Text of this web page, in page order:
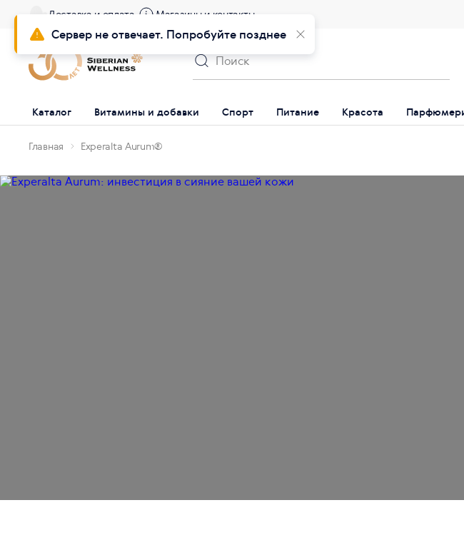
Доставка и оплата Магазины и контакты
Каталог Витамины и добавки Спорт Питание Красота
Главная Experalta Aurum®
Сервер не отвечает. Попробуйте позднее